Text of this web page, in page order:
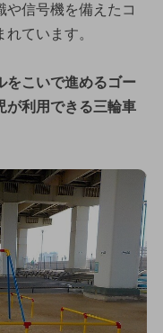
や信号機を備えたコ
ています。
をこいで進めるゴー
が利用できる三輪車